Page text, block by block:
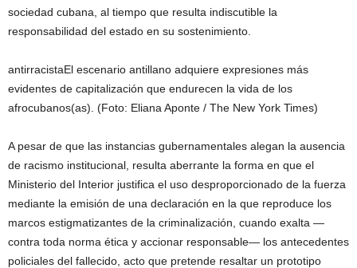
sociedad cubana, al tiempo que resulta indiscutible la
responsabilidad del estado en su sostenimiento.
antirracistaEl escenario antillano adquiere expresiones más
evidentes de capitalización que endurecen la vida de los
afrocubanos(as). (Foto: Eliana Aponte / The New York Times)
A pesar de que las instancias gubernamentales alegan la ausencia
de racismo institucional, resulta aberrante la forma en que el
Ministerio del Interior justifica el uso desproporcionado de la fuerza
mediante la emisión de una declaración en la que reproduce los
marcos estigmatizantes de la criminalización, cuando exalta —
contra toda norma ética y accionar responsable— los antecedentes
policiales del fallecido, acto que pretende resaltar un prototipo